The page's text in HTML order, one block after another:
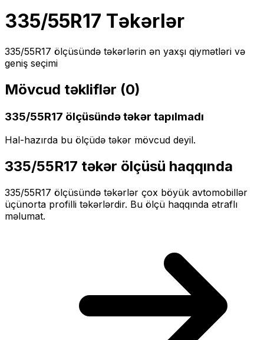
335/55R17 Təkərlər
335/55R17 ölçüsündə təkərlərin ən yaxşı qiymətləri və
geniş seçimi
Mövcud təkliflər (0)
335/55R17 ölçüsündə təkər tapılmadı
Hal-hazırda bu ölçüdə təkər mövcud deyil.
335/55R17 təkər ölçüsü haqqında
335/55R17 ölçüsündə təkərlər çox böyük avtomobillər
üçünorta profilli təkərlərdir. Bu ölçü haqqında ətraflı
məlumat.